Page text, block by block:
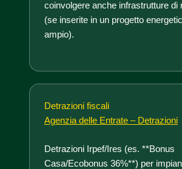
coinvolgere anche infrastrutture di
(se inserite in un progetto
ampio).
Detrazioni fiscali
Agenzia delle Entrate – Detrazioni
Detrazioni Irpef/Ires (es. **Bonus
Casa/Ecobonus 36%**) per